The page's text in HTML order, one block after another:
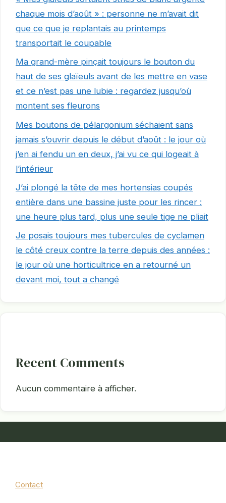
chaque mois d’août » : personne ne m’avait dit
que ce que je replantais au printemps
transportait le coupable
Ma grand-mère pinçait toujours le bouton du
haut de ses glaïeuls avant de les mettre en vase
et ce n’est pas une lubie : regardez jusqu’où
montent ses fleurons
Mes boutons de pélargonium séchaient sans
jamais s’ouvrir depuis le début d’août : le jour où
j’en ai fendu un en deux, j’ai vu ce qui logeait à
l’intérieur
J’ai plongé la tête de mes hortensias coupés
entière dans une bassine juste pour les rincer :
une heure plus tard, plus une seule tige ne pliait
Je posais toujours mes tubercules de cyclamen
le côté creux contre la terre depuis des années :
le jour où une horticultrice en a retourné un
devant moi, tout a changé
Recent Comments
Aucun commentaire à afficher.
Contact